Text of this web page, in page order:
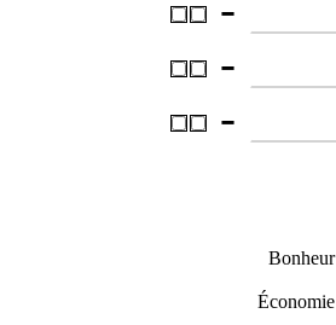
-
-
Bonheur
Économie